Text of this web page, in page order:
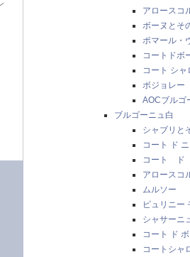
アロースコ
ボーヌとそ
ポマール・
コートドボ
コート シャ
ボジョレー
AOCブルゴ
ブルゴーニュ白
シャブリと
コート ド
コート ド
アロースコ
ムルソー
ピュリニー
シャサーニ
コート ド
コートシャ